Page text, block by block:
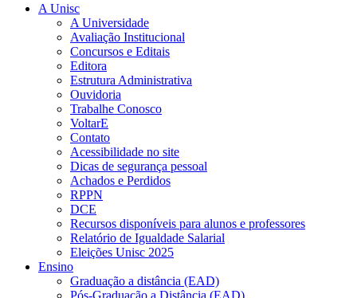
A Unisc
A Universidade
Avaliação Institucional
Concursos e Editais
Editora
Estrutura Administrativa
Ouvidoria
Trabalhe Conosco
VoltarE
Contato
Acessibilidade no site
Dicas de segurança pessoal
Achados e Perdidos
RPPN
DCE
Recursos disponíveis para alunos e professores
Relatório de Igualdade Salarial
Eleições Unisc 2025
Ensino
Graduação a distância (EAD)
Pós-Graduação a Distância (EAD)